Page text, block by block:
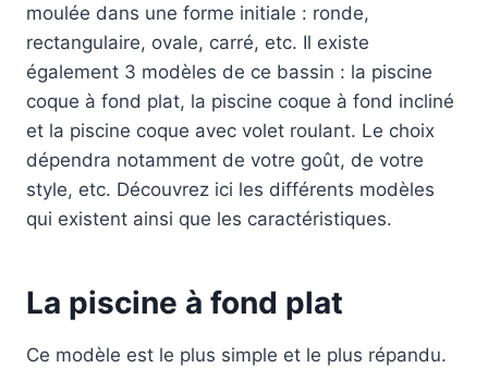
moulée dans une forme initiale : ronde,
rectangulaire, ovale, carré, etc. Il existe
également 3 modèles de ce bassin : la piscine
coque à fond plat, la piscine coque à fond incliné
et la piscine coque avec volet roulant. Le choix
dépendra notamment de votre goût, de votre
style, etc. Découvrez ici les différents modèles
qui existent ainsi que les caractéristiques.
La piscine à fond plat
Ce modèle est le plus simple et le plus répandu.